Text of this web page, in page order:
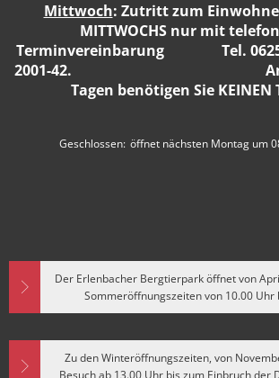
Mittwoch: Zutritt zum
MITTWOCHS nur mit
Terminvereinbarung Tel.
2001-42. An allen
Tagen benötigen Sie KEINEN
Klicken, um weitere Öffnungs- oder
Geschlossen: öffnet nächsten Montag um
Der Erlenbacher Bergtierpark öffnet von
Sommeröffnungszeiten von 10.00 Uhr
Zu den Winteröffnungszeiten, von
Besuch ab 13.00 Uhr bis zum Einbruch der